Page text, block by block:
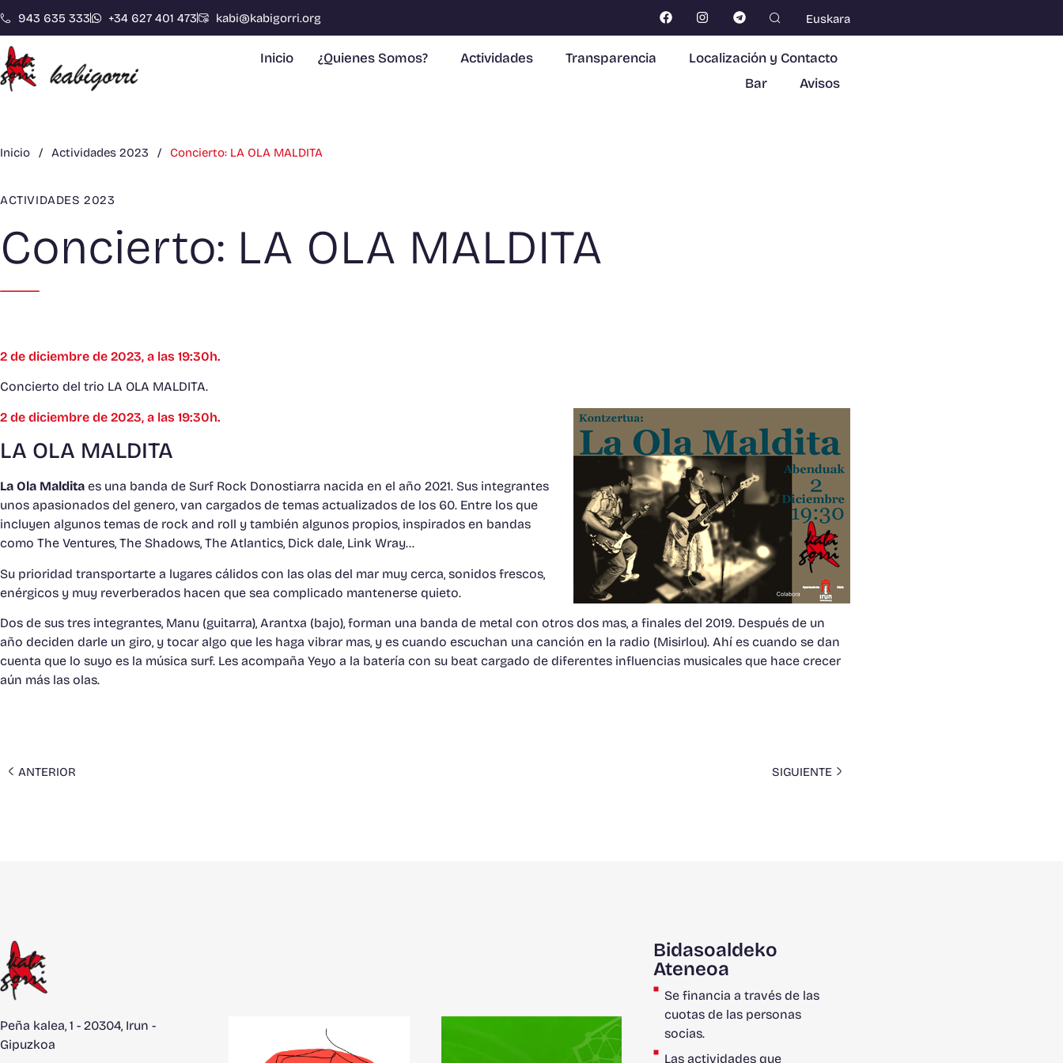
943 635 333 +34 627 401 473 kabi@kabigorri.org Euskara
Inicio ¿Quienes Somos? Actividades Transparencia
Localización y Contacto
Bar
Avisos
Inicio / Actividades 2023 / Concierto: LA OLA MALDITA
ACTIVIDADES 2023
Concierto: LA OLA MALDITA
2 de diciembre de 2023, a las 19:30h.
Concierto del trio LA OLA MALDITA.
2 de diciembre de 2023, a las 19:30h.
LA OLA MALDITA
La Ola Maldita es una banda de Surf Rock Donostiarra nacida en el año 2021. Sus integrantes
unos apasionados del genero, van cargados de temas actualizados de los 60. Entre los que
incluyen algunos temas de rock and roll y también algunos propios, inspirados en bandas
como The Ventures, The Shadows, The Atlantics, Dick dale, Link Wray…
Su prioridad transportarte a lugares cálidos con las olas del mar muy cerca, sonidos frescos,
enérgicos y muy reverberados hacen que sea complicado mantenerse quieto.
Dos de sus tres integrantes, Manu (guitarra), Arantxa (bajo), forman una banda de metal con otros dos mas, a finales del 2019. Después de un
año deciden darle un giro, y tocar algo que les haga vibrar mas, y es cuando escuchan una canción en la radio (Misirlou). Ahí es cuando se dan
cuenta que lo suyo es la música surf. Les acompaña Yeyo a la batería con su beat cargado de diferentes influencias musicales que hace crecer
aún más las olas.
ANTERIOR SIGUIENTE
Peña kalea, 1 - 20304, Irun -
Gipuzkoa
Bidasoaldeko
Ateneoa
Se financia a través de las
cuotas de las personas
socias.
Las actividades que